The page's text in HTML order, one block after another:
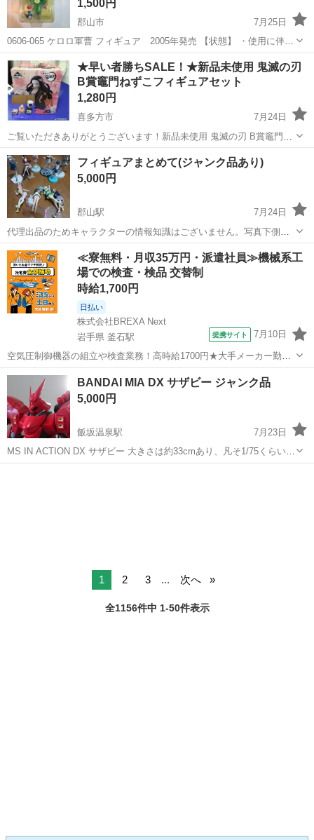
1,500円
郡山市
7月25日
0606-065 ケロロ軍曹 フィギュア 2005年発売 【状態】 ・使用に伴う
多少のスレ、キズ、落としきれない汚れなどございます ・詳細は現地
でご確認ください ・お値引きは出来かねますのでご了承願います ...
福島 郡山市 フィギュア ケロロ軍曹
★早い者勝ちSALE！★新品未使用 鬼滅の刃
B賞竈門ねずこフィギュアセット
1,280円
喜多方市
7月24日
ご覧いただきありがとうございます！新品未使用 鬼滅の刃 B賞竈門ね
ずこフィギュアセット 前回の一番クジの景品セットでの出品になりま
す！ ⚠️売り切りたいのでバラ売り不可！ ローソン一番くじ B賞竈門ね
ずこフィギュア...
福島 喜多方市 フィギュア
フィギュアまとめて(ジャンク品あり)
5,000円
郡山駅
7月24日
代理出品のためキャラクターの情報知識はございません。写真下側は
首折れや、足折れ、土台無しなどのジャンク品になります。箱は無
く、中古品になりますのでご理解ご了承のうえ宜しくお願い致しま
す。
福島 郡山市 郡山駅 フィギュア ジャンク品
≪寮無料・月収35万円・派遣社員≫機械系工
場での検査・検品 交替制
時給1,700円
日払い
株式会社BREXA Next
岩手県 釜石駅
提携サイト 7月10日
空気圧制御機器の組立や検査業務！高時給1700円★大手メーカー勤
務！嬉しい寮費無料！ワンルーム寮完備★マイカー通勤OK＆工場敷地
内に無料駐車場あり★！《岩手県釜石市》 人気の工場のお仕事 ◇空気
圧制御機器（シリンダ、バルブ...
岩手 釜石市
BANDAI MIA DX サザビー ジャンク品
5,000円
飯坂温泉駅
7月23日
MS IN ACTION DX サザビー 大きさは約33cmあり、凡そ1/75くらいの
スケールかと思われます。 かなり大きいです。 画像にはありませんが
1 2 3 ... 次へ
全1156件中 1-50件表示